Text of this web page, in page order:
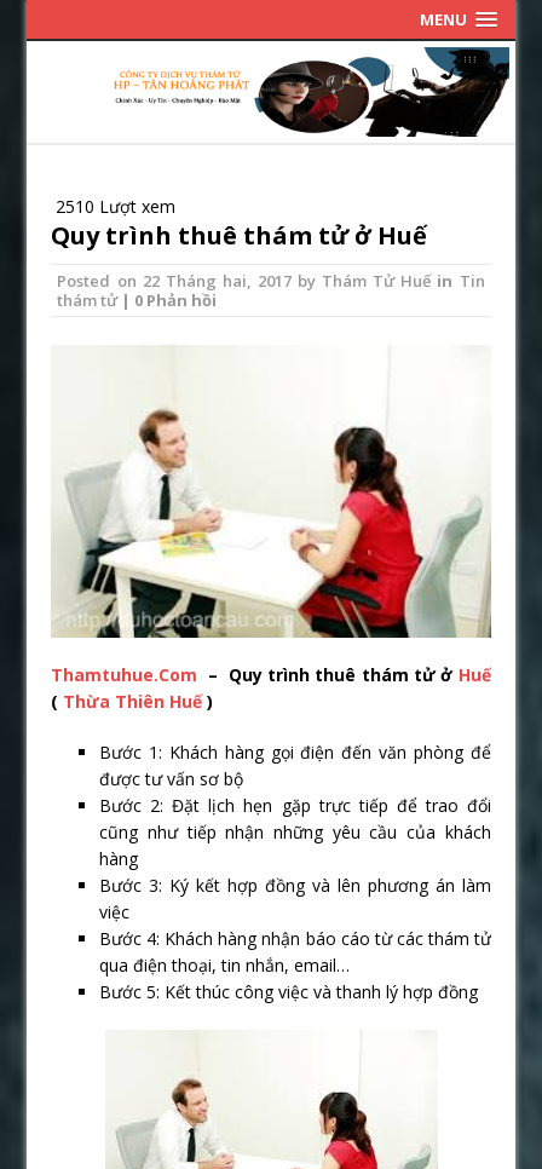
MENU
2510 Lượt xem
Quy trình thuê thám tử ở Huế
Posted on 22 Tháng hai, 2017by Thám Tử Huếin Tin
thám tử| 0 Phản hồi
Thamtuhue.Com – Quy trình thuê thám tử ở Huế
( Thừa Thiên Huế)
Bước 1: Khách hàng gọi điện đến văn phòng để
được tư vấn sơ bộ
Bước 2: Đặt lịch hẹn gặp trực tiếp để trao đổi
cũng như tiếp nhận những yêu cầu của khách
hàng
Bước 3: Ký kết hợp đồng và lên phương án làm
việc
Bước 4: Khách hàng nhận báo cáo từ các thám tử
qua điện thoại, tin nhắn, email…
Bước 5: Kết thúc công việc và thanh lý hợp đồng